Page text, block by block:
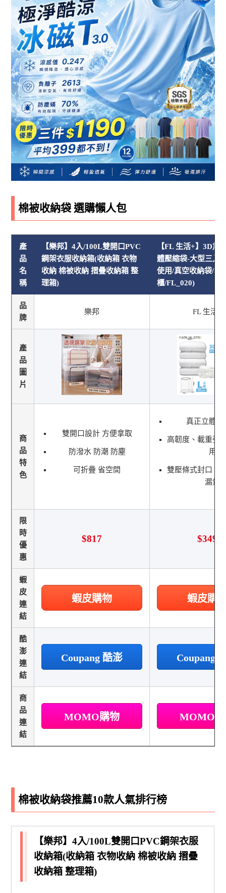
棉被收納袋 選購懶人包
產
品
名
稱
【樂邦】4入/100L雙開口PVC
鋼架衣服收納箱(收納箱 衣物
收納 棉被收納 摺疊收納箱 整
理箱)
【FL 生活+】3D加
體壓縮袋-大型三入
使用/真空收納袋/棉
櫃/FL_020)
品
牌
樂邦 FL 生活+
產
品
圖
片
商
品
特
色
雙開口設計 方便拿取
防潑水 防潮 防塵
可折疊 省空間
真正立體式
高韌度、載重強
用
雙壓條式封口，
漏氣
限
時
優
惠
$817 $349
蝦
皮
連
結
蝦皮購物 蝦皮購
酷
澎
連
結
Coupang 酷澎 Coupang
商
品
連
結
MOMO購物 MOMO
棉被收納袋推薦10款人氣排行榜
【樂邦】4入/100L雙開口PVC鋼架衣服
收納箱(收納箱 衣物收納 棉被收納 摺疊
收納箱 整理箱)